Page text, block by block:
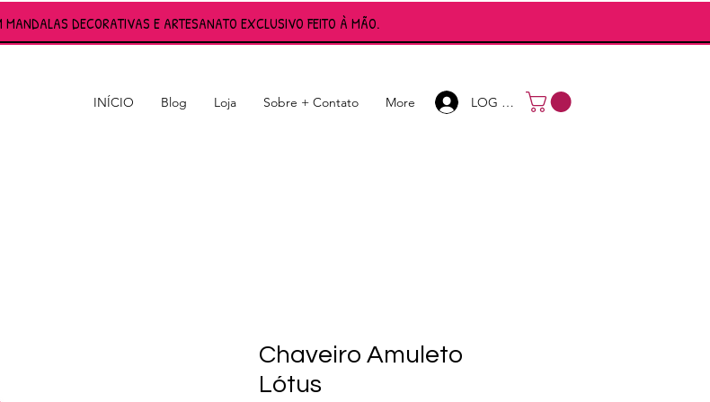
DECORATIVAS E ARTESANATO EXCLUSIVO FEITO À MÃO.
INÍCIO Blog Loja Sobre + Contato More LOG IN
Chaveiro Amuleto
Lótus